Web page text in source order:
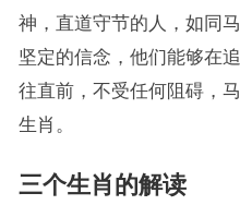
神，直道守节的人，如同
坚定的信念，他们能够在
往直前，不受任何阻碍，
生肖。
三个生肖的解读